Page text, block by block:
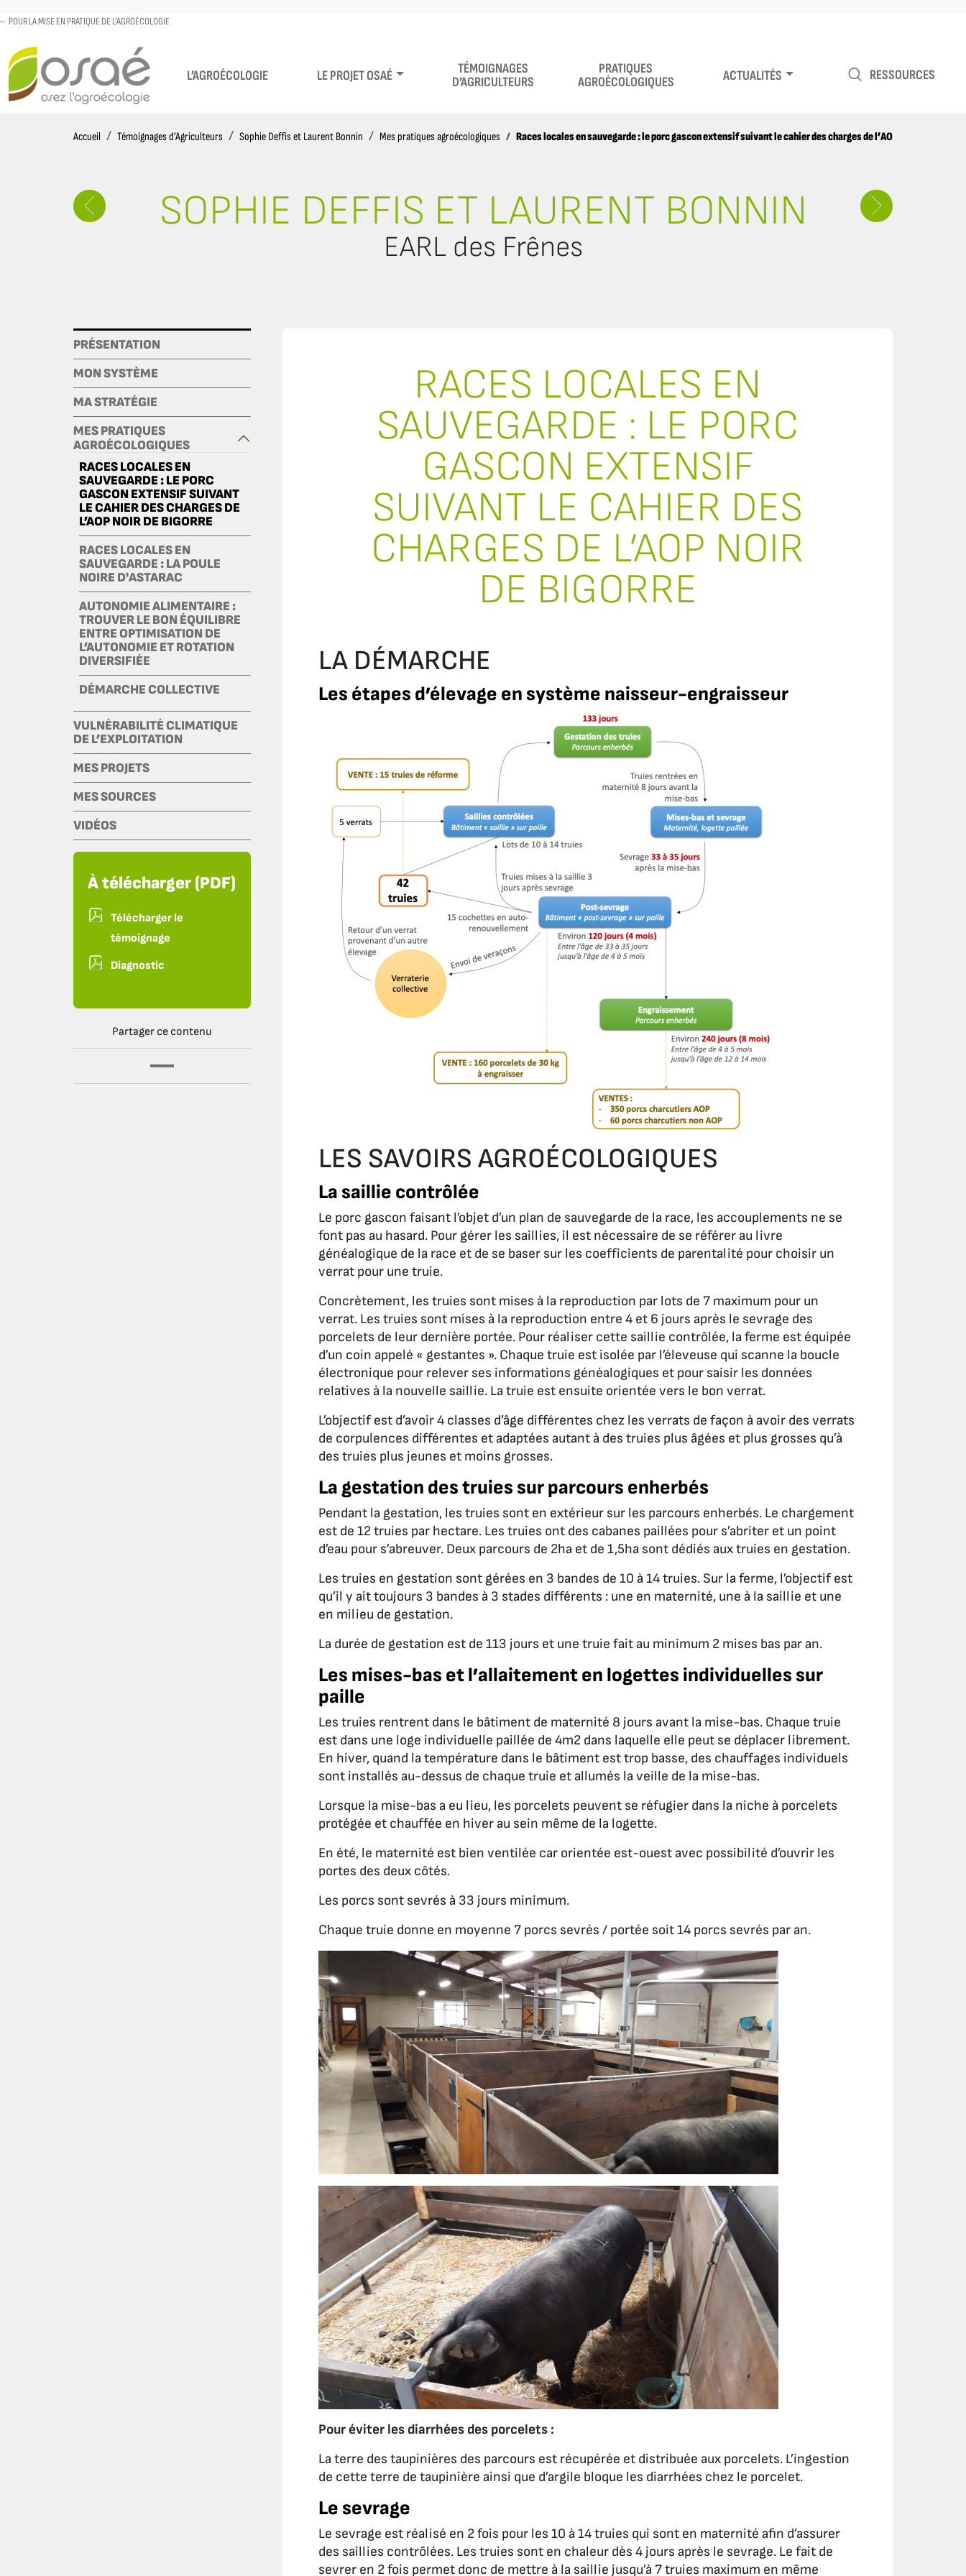
POUR LA MISE EN PRATIQUE DE L'AGROÉCOLOGIE
L’AGROÉCOLOGIE LE PROJET OSAÉ
TÉMOIGNAGES
D’AGRICULTEURS
PRATIQUES
AGROÉCOLOGIQUES
ACTUALITÉS RESSOURCES
Accueil AccueilTémoignages d’Agriculteurs Sophie Deffis et Laurent Bonnin Mes pratiques agroécologiques Races locales en sauvegarde : le porc gascon extensif suivant le cahier des charges de l’AOP Noir de Bigorre
SOPHIE DEFFIS ET LAURENT BONNIN
EARL des Frênes
PRÉSENTATION
MON SYSTÈME
MA STRATÉGIE
MES PRATIQUES
AGROÉCOLOGIQUES
RACES LOCALES EN
SAUVEGARDE : LE PORC
GASCON EXTENSIF SUIVANT
LE CAHIER DES CHARGES DE
L’AOP NOIR DE BIGORRE
RACES LOCALES EN
SAUVEGARDE : LA POULE
NOIRE D'ASTARAC
AUTONOMIE ALIMENTAIRE :
TROUVER LE BON ÉQUILIBRE
ENTRE OPTIMISATION DE
L’AUTONOMIE ET ROTATION
DIVERSIFIÉE
DÉMARCHE COLLECTIVE
VULNÉRABILITÉ CLIMATIQUE
DE L’EXPLOITATION
MES PROJETS
MES SOURCES
VIDÉOS
À télécharger (PDF)
Télécharger le
témoignage
Diagnostic
Partager ce contenu
RACES LOCALES EN
SAUVEGARDE : LE PORC
GASCON EXTENSIF
SUIVANT LE CAHIER DES
CHARGES DE L’AOP NOIR
DE BIGORRE
LA DÉMARCHE
Les étapes d’élevage en système naisseur-engraisseur
LES SAVOIRS AGROÉCOLOGIQUES
La saillie contrôlée
Le porc gascon faisant l’objet d’un plan de sauvegarde de la race, les accouplements ne se
font pas au hasard. Pour gérer les saillies, il est nécessaire de se référer au livre
généalogique de la race et de se baser sur les coefficients de parentalité pour choisir un
verrat pour une truie.
Concrètement, les truies sont mises à la reproduction par lots de 7 maximum pour un
verrat. Les truies sont mises à la reproduction entre 4 et 6 jours après le sevrage des
porcelets de leur dernière portée. Pour réaliser cette saillie contrôlée, la ferme est équipée
d’un coin appelé « gestantes ». Chaque truie est isolée par l’éleveuse qui scanne la boucle
électronique pour relever ses informations généalogiques et pour saisir les données
relatives à la nouvelle saillie. La truie est ensuite orientée vers le bon verrat.
L’objectif est d’avoir 4 classes d’âge différentes chez les verrats de façon à avoir des verrats
de corpulences différentes et adaptées autant à des truies plus âgées et plus grosses qu’à
des truies plus jeunes et moins grosses.
La gestation des truies sur parcours enherbés
Pendant la gestation, les truies sont en extérieur sur les parcours enherbés. Le chargement
est de 12 truies par hectare. Les truies ont des cabanes paillées pour s’abriter et un point
d’eau pour s’abreuver. Deux parcours de 2ha et de 1,5ha sont dédiés aux truies en gestation.
Les truies en gestation sont gérées en 3 bandes de 10 à 14 truies. Sur la ferme, l’objectif est
qu’il y ait toujours 3 bandes à 3 stades différents : une en maternité, une à la saillie et une
en milieu de gestation.
La durée de gestation est de 113 jours et une truie fait au minimum 2 mises bas par an.
Les mises-bas et l’allaitement en logettes individuelles sur
paille
Les truies rentrent dans le bâtiment de maternité 8 jours avant la mise-bas. Chaque truie
est dans une loge individuelle paillée de 4m2 dans laquelle elle peut se déplacer librement.
En hiver, quand la température dans le bâtiment est trop basse, des chauffages individuels
sont installés au-dessus de chaque truie et allumés la veille de la mise-bas.
Lorsque la mise-bas a eu lieu, les porcelets peuvent se réfugier dans la niche à porcelets
protégée et chauffée en hiver au sein même de la logette.
En été, le maternité est bien ventilée car orientée est-ouest avec possibilité d’ouvrir les
portes des deux côtés.
Les porcs sont sevrés à 33 jours minimum.
Chaque truie donne en moyenne 7 porcs sevrés / portée soit 14 porcs sevrés par an.
Pour éviter les diarrhées des porcelets :
La terre des taupinières des parcours est récupérée et distribuée aux porcelets. L’ingestion
de cette terre de taupinière ainsi que d’argile bloque les diarrhées chez le porcelet.
Le sevrage
Le sevrage est réalisé en 2 fois pour les 10 à 14 truies qui sont en maternité afin d’assurer
des saillies contrôlées. Les truies sont en chaleur dès 4 jours après le sevrage. Le fait de
sevrer en 2 fois permet donc de mettre à la saillie jusqu’à 7 truies maximum en même